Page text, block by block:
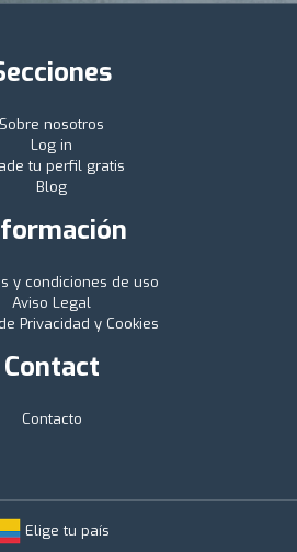
Sobre nosotros
Log in
tu perfil gratis
Blog
y condiciones de uso
Aviso Legal
Privacidad y Cookies
Contact
Contacto
Elige tu país